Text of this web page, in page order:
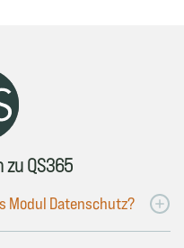
QS365
Modul Datenschutz?